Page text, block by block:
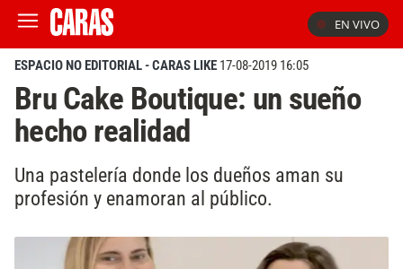
EN VIVO
ESPACIO NO EDITORIAL - CARAS LIKE 17-08-2019 16:05
Bru Cake Boutique: un sueño
hecho realidad
Una pastelería donde los dueños aman su
profesión y enamoran al público.